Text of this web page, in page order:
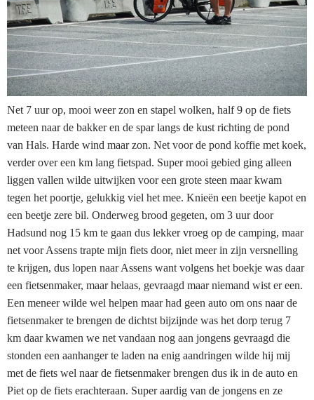
Net 7 uur op, mooi weer zon en stapel wolken, half 9 op de fiets
meteen naar de bakker en de spar langs de kust richting de pond
van Hals. Harde wind maar zon. Net voor de pond koffie met koek,
verder over een km lang fietspad. Super mooi gebied ging alleen
liggen vallen wilde uitwijken voor een grote steen maar kwam
tegen het poortje, gelukkig viel het mee. Knieën een beetje kapot en
een beetje zere bil. Onderweg brood gegeten, om 3 uur door
Hadsund nog 15 km te gaan dus lekker vroeg op de camping, maar
net voor Assens trapte mijn fiets door, niet meer in zijn versnelling
te krijgen, dus lopen naar Assens want volgens het boekje was daar
een fietsenmaker, maar helaas, gevraagd maar niemand wist er een.
Een meneer wilde wel helpen maar had geen auto om ons naar de
fietsenmaker te brengen de dichtst bijzijnde was het dorp terug 7
km daar kwamen we net vandaan nog aan jongens gevraagd die
stonden een aanhanger te laden na enig aandringen wilde hij mij
met de fiets wel naar de fietsenmaker brengen dus ik in de auto en
Piet op de fiets erachteraan. Super aardig van de jongens en ze